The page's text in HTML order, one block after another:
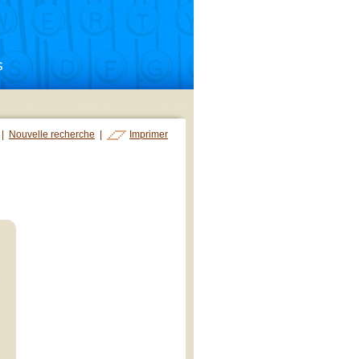
Nouvelle recherche Imprimer